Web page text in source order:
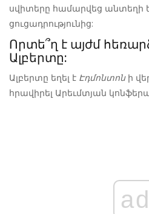
սվիտերը համարվեց անտեղի
ցուցադրությունից:
Որտե՞ղ է այժմ
Ալբերտը:
Ալբերտը եղել է Էդմոնտոնի
հրավիրել Արեւմտյան
ad